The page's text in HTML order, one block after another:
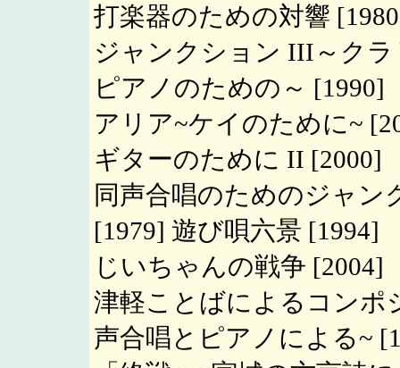
打楽器のための対響
ジャンクション III～ク
ピアノのための～ [1990]
アリア~ケイのために~
ギターのために II [2000]
同声合唱のためのジャン
[1979] 遊び唄六景 [1994]
じいちゃんの戦争 [2004]
津軽ことばによるコンポ
声合唱とピアノによる~